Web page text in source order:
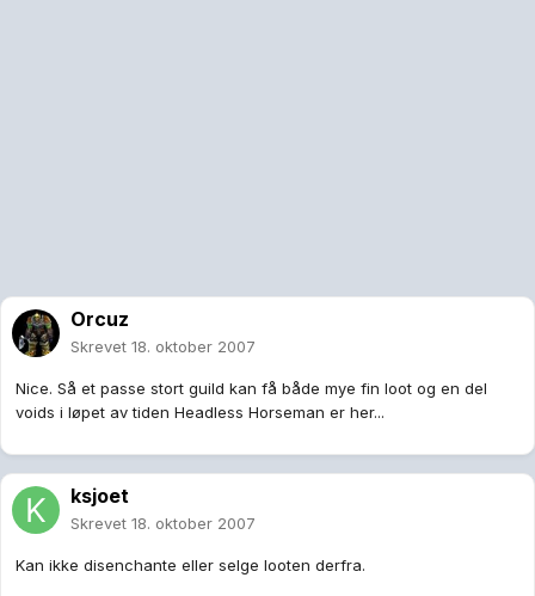
Orcuz
Skrevet 18. oktober 2007
Nice. Så et passe stort guild kan få både mye fin loot og en del
voids i løpet av tiden Headless Horseman er her...
ksjoet
Skrevet 18. oktober 2007
Kan ikke disenchante eller selge looten derfra.